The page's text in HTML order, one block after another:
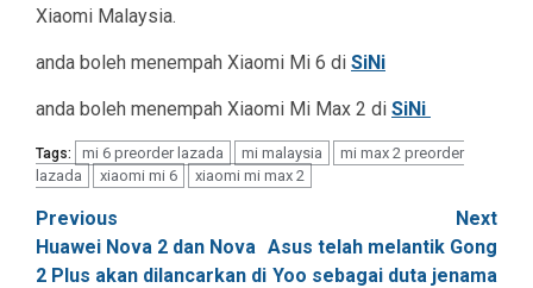
Xiaomi Malaysia.
anda boleh menempah Xiaomi Mi 6 di SiNi
anda boleh menempah Xiaomi Mi Max 2 di SiNi
Tags: mi 6 preorder lazada mi malaysia
mi max 2 preorder
lazada
xiaomi mi 6 xiaomi mi max 2
Post
navigation
Previous
Huawei Nova 2 dan Nova
2 Plus akan dilancarkan di
Next
Asus telah melantik Gong
Yoo sebagai duta jenama